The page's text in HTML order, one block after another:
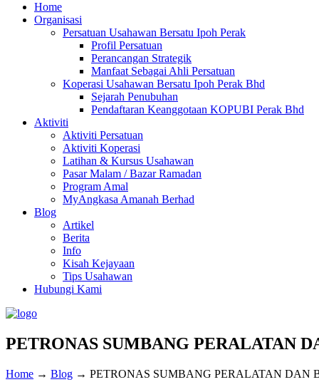
Home
Organisasi
Persatuan Usahawan Bersatu Ipoh Perak
Profil Persatuan
Perancangan Strategik
Manfaat Sebagai Ahli Persatuan
Koperasi Usahawan Bersatu Ipoh Perak Bhd
Sejarah Penubuhan
Pendaftaran Keanggotaan KOPUBI Perak Bhd
Aktiviti
Aktiviti Persatuan
Aktiviti Koperasi
Latihan & Kursus Usahawan
Pasar Malam / Bazar Ramadan
Program Amal
MyAngkasa Amanah Berhad
Blog
Artikel
Berita
Info
Kisah Kejayaan
Tips Usahawan
Hubungi Kami
PETRONAS SUMBANG PERALATAN
Home → Blog → PETRONAS SUMBANG PERALATAN DAN